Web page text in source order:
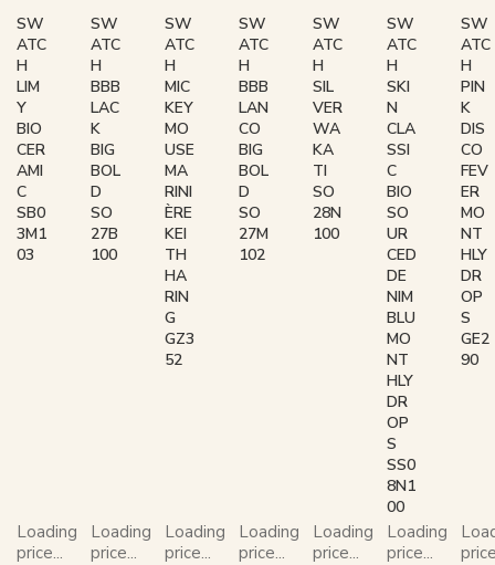
SW
ATC
H
LIM
Y
BIO
CER
AMI
C
SB0
3M1
03
Loading
price...
SW
ATC
H
BBB
LAC
K
BIG
BOL
D
SO
27B
100
Loading
price...
SW
ATC
H
MIC
KEY
MO
USE
MA
RINI
ÈRE
KEI
TH
HA
RIN
G
GZ3
52
Loading
price...
SW
ATC
H
BBB
LAN
CO
BIG
BOL
D
SO
27M
102
Loading
price...
SW
ATC
H
SIL
VER
WA
KA
TI
SO
28N
100
Loading
price...
SW
ATC
H
SKI
N
CLA
SSI
C
BIO
SO
UR
CED
DE
NIM
BLU
MO
NT
HLY
DR
OP
S
SS0
8N1
00
Loading
price...
SW
ATC
H
PIN
K
DIS
CO
FEV
ER
MO
NT
HLY
DR
OP
S
GE2
90